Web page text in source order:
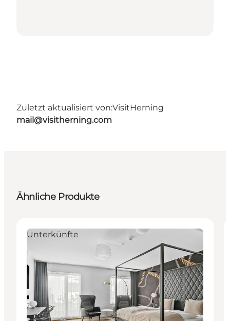
Zuletzt aktualisiert von:VisitHerning
mail@visitherning.com
Ähnliche Produkte
Unterkünfte